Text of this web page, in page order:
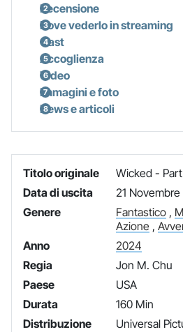
Recensione
Dove vederlo in streaming
Cast
Accoglienza
Video
Immagini e foto
News e articoli
Titolo originale
Wicked -
Data di uscita
21
Genere
Fantastico,
Azione,
Anno
2024
Regia
Jon M. Chu
Paese
USA
Durata
160 Min
Distribuzione
Universal